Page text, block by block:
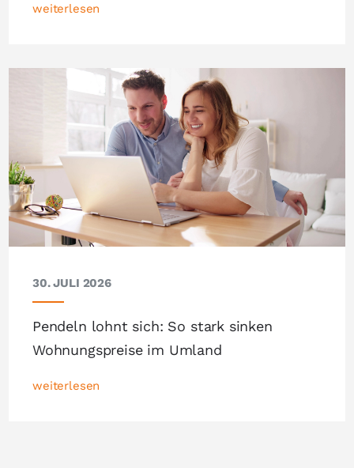
weiterlesen
30. JULI 2026
Pendeln lohnt sich: So stark sinken
Wohnungspreise im Umland
weiterlesen